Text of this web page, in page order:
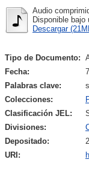
Audio
Disponible bajo
Descargar
Tipo de Documento:
Fecha:
Palabras clave:
Colecciones:
Clasificación JEL:
Divisiones:
Depositado:
URI: